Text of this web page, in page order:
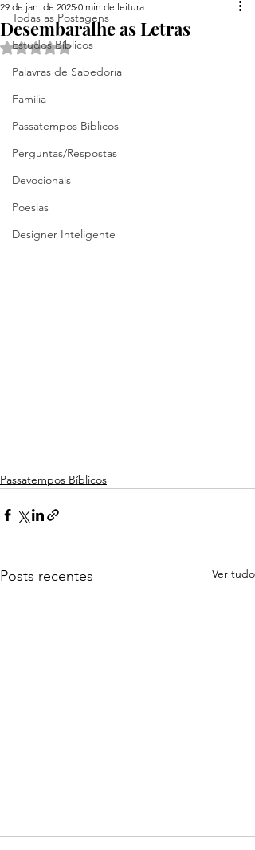
Todas as Postagens
Estudos Bíblicos
Palavras de Sabedoria
Família
Passatempos Bíblicos
Perguntas/Respostas
Devocionais
Poesias
Designer Inteligente
Desembaralhe as Letras
29 de jan. de 2025 0 min de leitura
Avaliado com NaN de 5 estrelas.
Passatempos Bíblicos
Posts recentes Ver tudo